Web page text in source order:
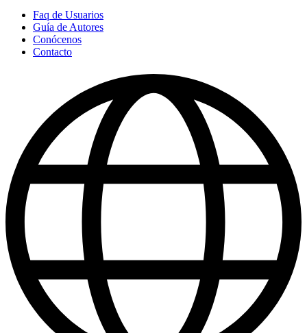
Faq de Usuarios
Guía de Autores
Conócenos
Contacto